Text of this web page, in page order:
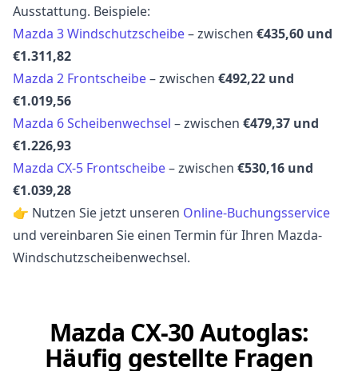
Ausstattung. Beispiele:
Mazda 3 Windschutzscheibe– zwischen €435,60 und
€1.311,82
Mazda 2 Frontscheibe– zwischen €492,22 und
€1.019,56
Mazda 6 Scheibenwechsel – zwischen €479,37 und
€1.226,93
Mazda CX-5 Frontscheibe– zwischen €530,16 und
€1.039,28
👉 Nutzen Sie jetzt unseren Online-Buchungsservice
und vereinbaren Sie einen Termin für Ihren Mazda-
Windschutzscheibenwechsel.
Mazda CX-30 Autoglas:
Häufig gestellte Fragen